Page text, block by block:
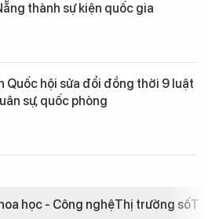
thành sự kiện quốc gia
Quốc hội sửa đổi đồng thời 9 luật
sự, quốc phòng
học - Công nghệThị trường số